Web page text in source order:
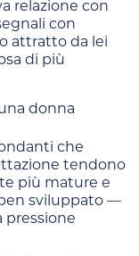
relazione con
con
attratto da lei
di più
donna
che
tendono
più mature e
sviluppato —
pressione